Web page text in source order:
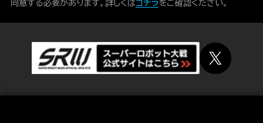
同意する必要があります。詳しくはコチラをご確認ください。